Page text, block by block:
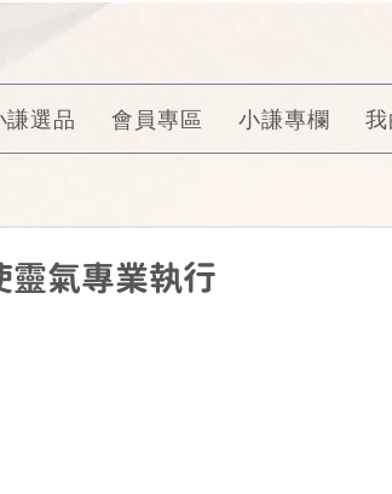
謙選品 會員專區 小謙專欄
氣專業執行